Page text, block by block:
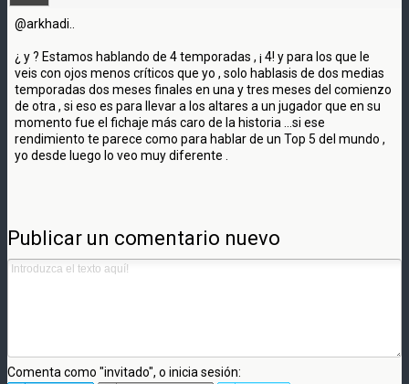
@arkhadi..
¿ y ? Estamos hablando de 4 temporadas , ¡ 4! y para los que le
veis con ojos menos críticos que yo , solo hablasis de dos medias
temporadas dos meses finales en una y tres meses del comienzo
de otra , si eso es para llevar a los altares a un jugador que en su
momento fue el fichaje más caro de la historia ...si ese
rendimiento te parece como para hablar de un Top 5 del mundo ,
yo desde luego lo veo muy diferente .
Publicar un comentario nuevo
Comenta como "invitado", o inicia sesión: